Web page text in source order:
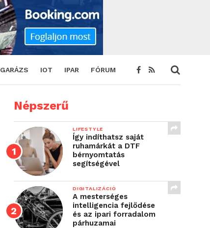
GARÁZS IOT IPAR FÓRUM
Népszerű
LIFESTYLE
Így indíthatsz saját
ruhamárkát a DTF
bérnyomtatás
segítségével
DIGITALIZÁCIÓ
A mesterséges
intelligencia fejlődése
és az ipari forradalom
párhuzamai